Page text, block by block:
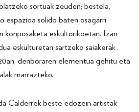
sortuak zeuden; bestela,
espazioa solido baten osagarri
konposaketa eskultorikoetan. Izan
eskulturetan sartzeko saiakerak
denboraren elementua gehitu eta
marrazteko.
Calderrek beste edozein artistak